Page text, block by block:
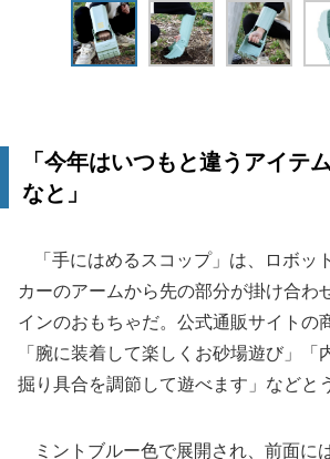
「今年はいつもと違うアイテ
なと」
「手にはめるスコップ」は、ロボッ
カーのアームから先の部分が掛け合わ
インのおもちゃだ。公式通販サイトの
「腕に装着して楽しくお砂場遊び」「
掘り具合を調節して遊べます」などと
ミントブルー色で展開され、前面に